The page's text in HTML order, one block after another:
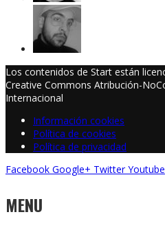
Los contenidos de Start están
Creative Commons Atribución-
Internacional
Información cookies
Política de cookies
Política de privacidad
Facebook Google+ Twitter Youtube
MENU